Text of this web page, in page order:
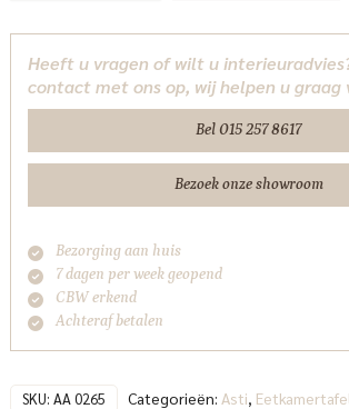
260
cm
Tower
aantal
Heeft u vragen of wilt u
contact met ons op, wij helpen u graag
Bel 015 257 8617
Bezoek onze showroom
Bezorging aan huis
7 dagen per week geopend
CBW erkend
Achteraf betalen
SKU: AA 0265 Categorieën: Asti